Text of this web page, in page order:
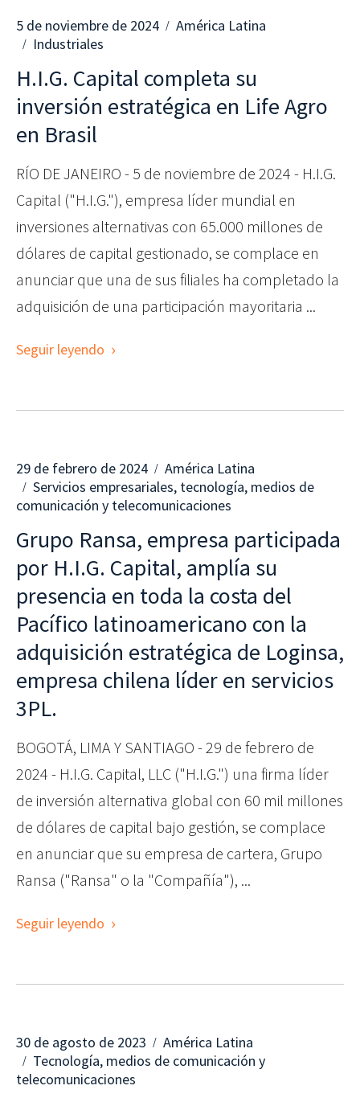
5 de noviembre de 2024
América Latina
Industriales
H.I.G. Capital completa su
inversión estratégica en Life Agro
en Brasil
RÍO DE JANEIRO - 5 de noviembre de 2024 - H.I.G.
Capital ("H.I.G."), empresa líder mundial en
inversiones alternativas con 65.000 millones de
dólares de capital gestionado, se complace en
anunciar que una de sus filiales ha completado la
adquisición de una participación mayoritaria ...
Seguir leyendo
29 de febrero de 2024
América Latina
Servicios empresariales, tecnología, medios de
comunicación y telecomunicaciones
Grupo Ransa, empresa participada
por H.I.G. Capital, amplía su
presencia en toda la costa del
Pacífico latinoamericano con la
adquisición estratégica de Loginsa,
empresa chilena líder en servicios
3PL.
BOGOTÁ, LIMA Y SANTIAGO - 29 de febrero de
2024 - H.I.G. Capital, LLC ("H.I.G.") una firma líder
de inversión alternativa global con 60 mil millones
de dólares de capital bajo gestión, se complace
en anunciar que su empresa de cartera, Grupo
Ransa ("Ransa" o la "Compañía"), ...
Seguir leyendo
30 de agosto de 2023
América Latina
Tecnología, medios de comunicación y
telecomunicaciones